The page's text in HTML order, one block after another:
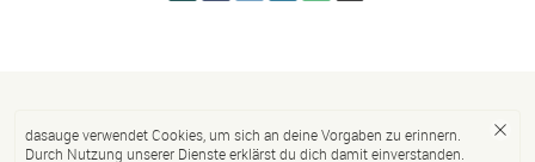
dasauge verwendet Cookies, um sich an deine Vorgaben zu erinnern.
Durch Nutzung unserer Dienste erklärst du dich damit einverstanden.